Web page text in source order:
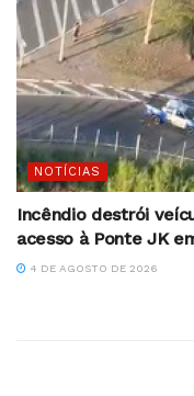
NOTÍCIAS
Incêndio destrói
acesso à Ponte JK
4 DE AGOSTO DE 2026